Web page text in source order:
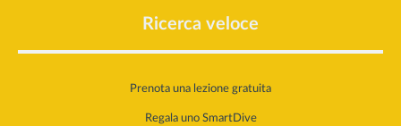
Ricerca veloce
Prenota una lezione gratuita
Regala uno SmartDive